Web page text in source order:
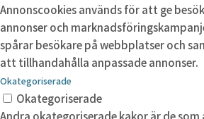
Annonscookies används för att ge
annonser och
spårar besökare på webbplatser och
att tillhandahålla anpassade annonser.
Okategoriserade
Okategoriserade
Andra okategoriserade kakor är de som